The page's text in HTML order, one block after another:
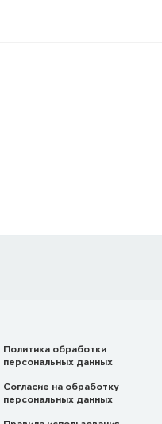
Политика обработки
персональных данных
Согласие на обработку
персональных данных